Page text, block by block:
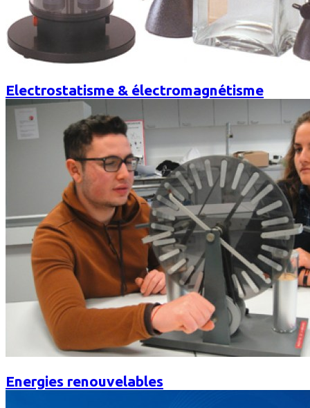
Electrostatisme & électromagnétisme
Energies renouvelables